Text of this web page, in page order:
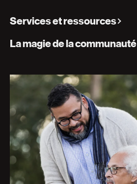
Services et ressources
La magie de la communauté